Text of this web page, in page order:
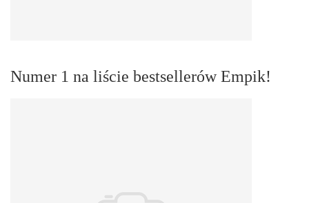
Numer 1 na liście bestsellerów Empik!